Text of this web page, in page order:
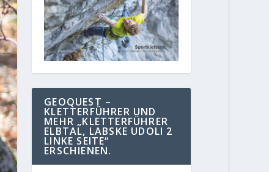
GEOQUEST –
KLETTERFÜHRER UND
MEHR „KLETTERFÜHRER
ELBTAL, LABSKE UDOLI 2
LINKE SEITE“
ERSCHIENEN.